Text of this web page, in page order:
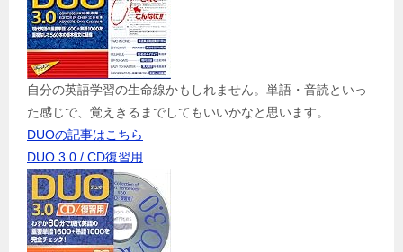
自分の英語学習の生命線かもしれません。単語・音読といっ
た感じで、覚えきるまでしてもいいかなと思います。
DUOの記事はこちら
DUO 3.0 / CD復習用